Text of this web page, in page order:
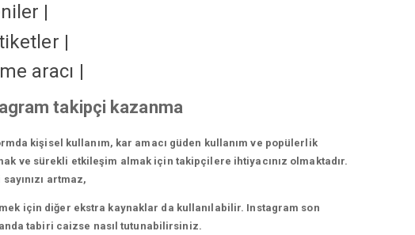
|
|
aracı |
takipçi kazanma
kişisel kullanım, kar amacı güden kullanım ve popülerlik
ve sürekli etkileşim almak için takipçilere ihtiyacınız olmaktadır.
artmaz,
için diğer ekstra kaynaklar da kullanılabilir. Instagram son
tabiri caizse nasıl tutunabilirsiniz.